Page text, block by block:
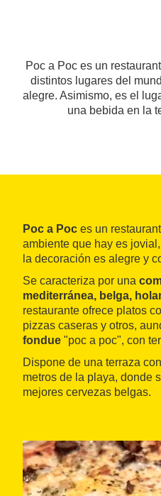
Poc a Poc es un
distintos lugares del
alegre. Asimismo, es el
una bebida en la
Poc a Poc es un
ambiente que hay es
la decoración es alegre y
Se caracteriza por una
mediterránea, belga,
restaurante ofrece platos
pizzas caseras y otros,
fondue "poc a poc", con
Dispone de una terraza
metros de la playa, donde
mejores cervezas belgas.